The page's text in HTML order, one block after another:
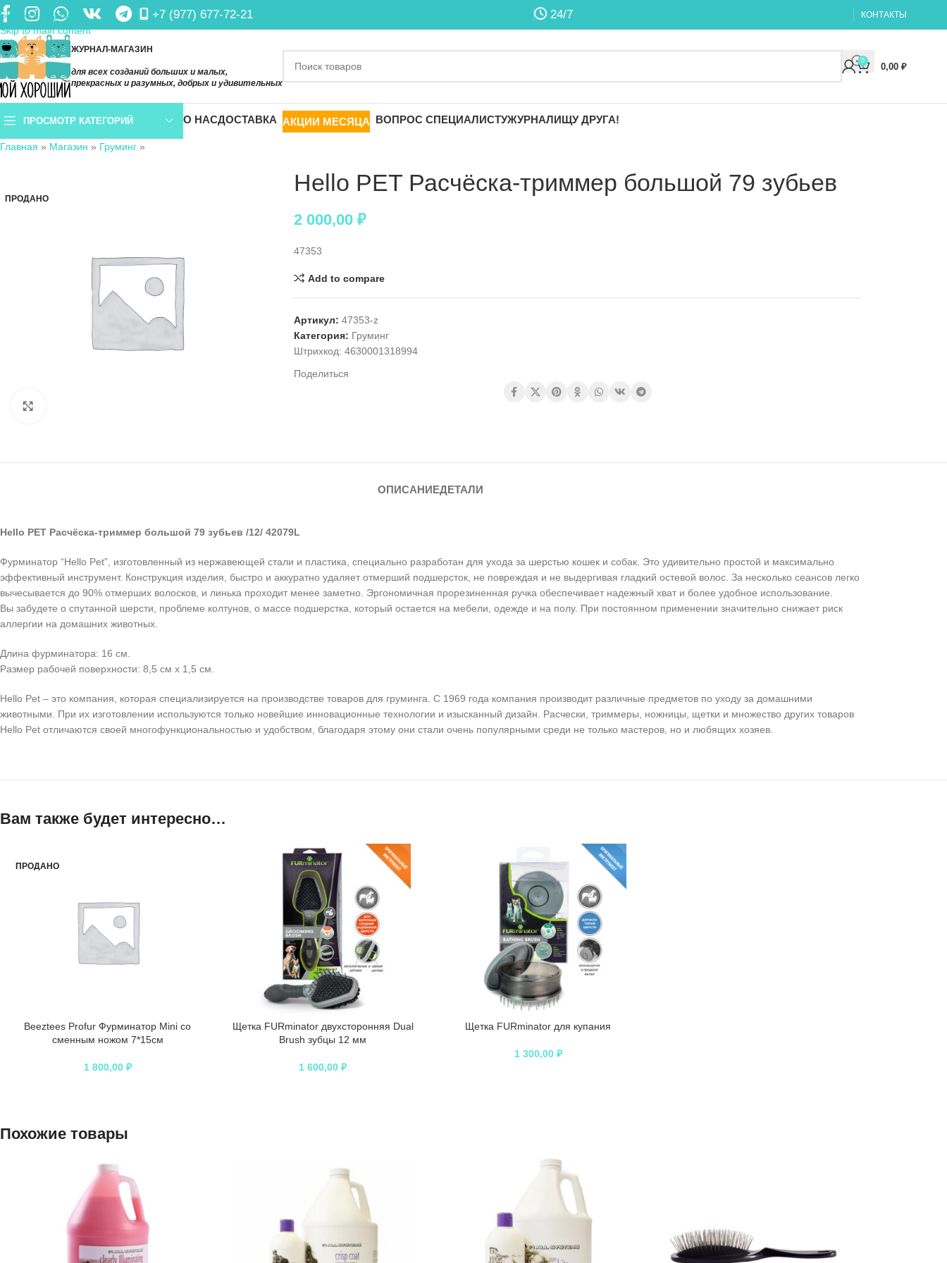
Skip to navigation
Skip to main content
+7 (977) 677-72-21 24/7 КОНТАКТЫ
ЖУРНАЛ-МАГАЗИН
для всех созданий больших и малых,
прекрасных и разумных, добрых и удивительных
0
0,00 ₽
ПРОСМОТР КАТЕГОРИЙ О НАСДОСТАВКА АКЦИИ МЕСЯЦА ВОПРОС СПЕЦИАЛИСТУЖУРНАЛИЩУ ДРУГА!
Главная » Магазин » Груминг »
ПРОДАНО
Hello PET Расчёска-триммер большой 79 зубьев
2 000,00₽
47353
Add to compare
Артикул:47353-z
Категория: Груминг
Штрихкод:4630001318994
Поделиться
ОПИСАНИЕДЕТАЛИ
Hello PET Расчёска-триммер большой 79 зубьев /12/ 42079L
Фурминатор “Hello Pet”, изготовленный из нержавеющей стали и пластика, специально разработан для ухода за шерстью кошек и собак. Это удивительно простой и максимально
эффективный инструмент. Конструкция изделия, быстро и аккуратно удаляет отмерший подшерсток, не повреждая и не выдергивая гладкий остевой волос. За несколько сеансов легко
вычесывается до 90% отмерших волосков, и линька проходит менее заметно. Эргономичная прорезиненная ручка обеспечивает надежный хват и более удобное использование.
Вы забудете о спутанной шерсти, проблеме колтунов, о массе подшерстка, который остается на мебели, одежде и на полу. При постоянном применении значительно снижает риск
аллергии на домашних животных.
Длина фурминатора: 16 см.
Размер рабочей поверхности: 8,5 см х 1,5 см.
Hello Pet – это компания, которая специализируется на производстве товаров для груминга. С 1969 года компания производит различные предметов по уходу за домашними
животными. При их изготовлении используются только новейшие инновационные технологии и изысканный дизайн. Расчески, триммеры, ножницы, щетки и множество других товаров
Hello Pet отличаются своей многофункциональностью и удобством, благодаря этому они стали очень популярными среди не только мастеров, но и любящих хозяев.
Вам также будет интересно…
ПРОДАНО
Beeztees Profur Фурминатор Mini со
сменным ножом 7*15см
1 800,00 ₽
Щетка FURminator двухсторонняя Dual
Brush зубцы 12 мм
1 600,00₽
Щетка FURminator для купания
1 300,00 ₽
Похожие товары